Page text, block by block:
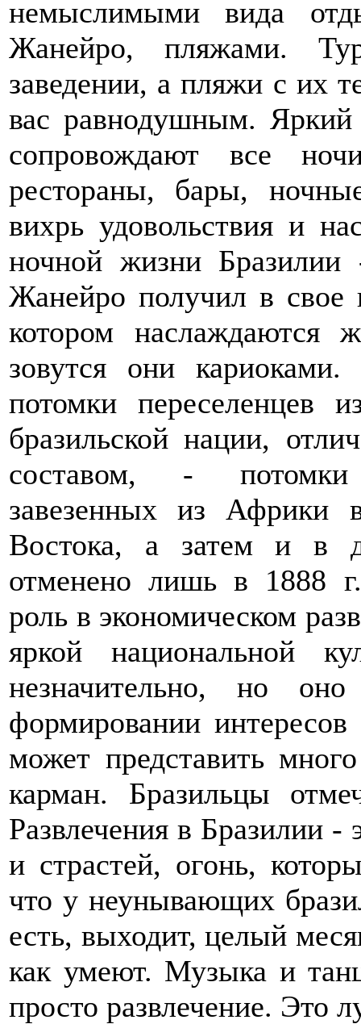
немыслимыми вида
Жанейро, пляжами.
заведении, а пляжи с их
вас равнодушным. Яркий
сопровождают все
рестораны, бары,
вихрь удовольствия и
ночной жизни
Жанейро получил в свое
котором наслаждаются
зовутся они кариоками.
потомки переселенцев
бразильской нации,
составом, - потомки
завезенных из Африки
Востока, а затем и в
отменено лишь в 1888
роль в экономическом
яркой национальной
незначительно, но
формировании
может представить
карман. Бразильцы
Развлечения в Бразилии -
и страстей, огонь,
что у неунывающих
есть, выходит, целый
как умеют. Музыка и
просто развлечение. Это